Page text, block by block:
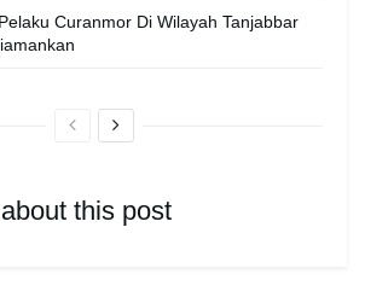
Curanmor Di Wilayah Tanjabbar
this post